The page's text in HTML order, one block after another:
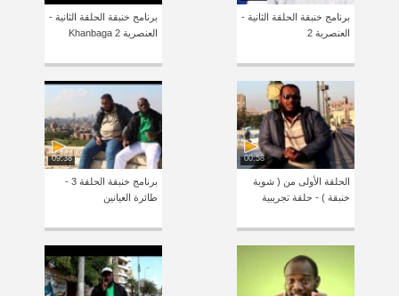
برنامج خنبقة الحلقة الثانية -
العنصرية 2
برنامج خنبقة الحلقة الثانية -
العنصرية Khanbaga 2
00:58
الحلقة الأولى من ( شوية
خنبقة ) - حلقة تجريبية
09:38
برنامج خنبقة الحلقة 3 -
طائرة العيانين